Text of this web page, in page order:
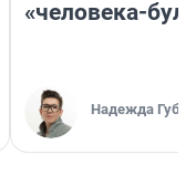
«человека-
Надежда